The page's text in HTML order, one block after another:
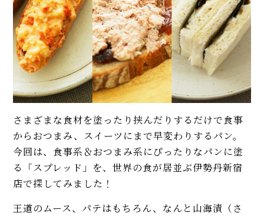
さまざまな食材を塗ったり挟んだりするだけで食事
からおつまみ、スイーツにまで早変わりするパン。
今回は、食事系＆おつまみ系にぴったりなパンに塗
る「スプレッド」を、世界の食が居並ぶ伊勢丹新宿
店で探してみました！
王道のムース、パテはもちろん、なんと山海漬（さ